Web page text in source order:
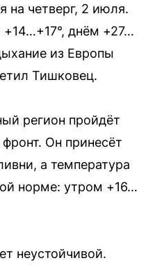
на четверг, 2 июля.
днём +27…
из Европы
Тишковец.
регион пройдёт
Он принесёт
а температура
норме: утром +16…
неустойчивой.